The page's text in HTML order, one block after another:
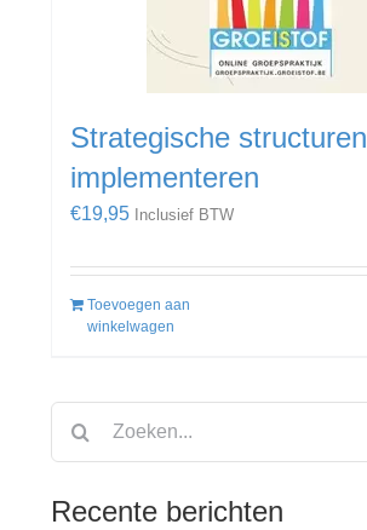
Recente berichten
Strategische structuren
implementeren
€19,95 Inclusief BTW
Toevoegen aan
winkelwagen